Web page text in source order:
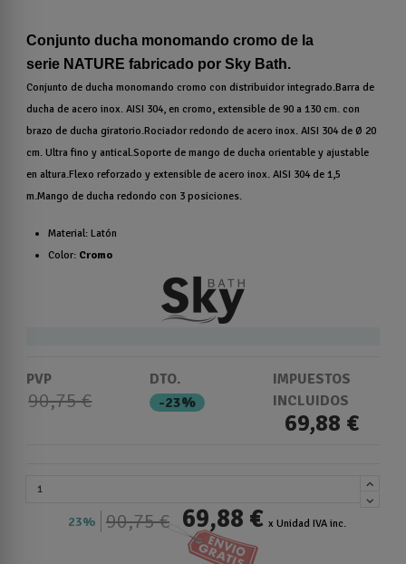
Conjunto ducha monomando cromo de la
serie NATURE fabricado por Sky Bath.
Conjunto de ducha monomando cromo con distribuidor integrado.Barra de
ducha de acero inox. AISI 304, en cromo, extensible de 90 a 130 cm. con
brazo de ducha giratorio.Rociador redondo de acero inox. AISI 304 de Ø 20
cm. Ultra fino y antical.Soporte de mango de ducha orientable y ajustable
en altura.Flexo reforzado y extensible de acero inox. AISI 304 de 1,5
m.Mango de ducha redondo con 3 posiciones.
Material: Latón
Color: Cromo
PVP
90,75 €
DTO.
-23%
IMPUESTOS
INCLUIDOS
69,88 €
23% 90,75 € 69,88 € x Unidad IVA inc.